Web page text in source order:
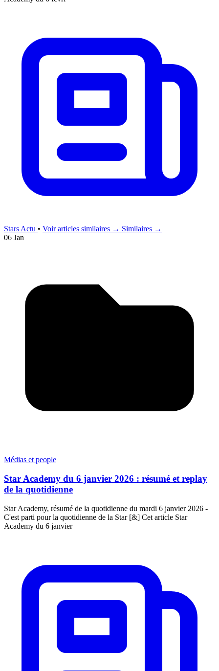
Stars Actu • Voir articles similaires → Similaires →
06 Jan
Médias et people
Star Academy du 6 janvier 2026 : résumé et replay
de la quotidienne
Star Academy, résumé de la quotidienne du mardi 6 janvier 2026 -
C'est parti pour la quotidienne de la Star [&] Cet article Star
Academy du 6 janvier